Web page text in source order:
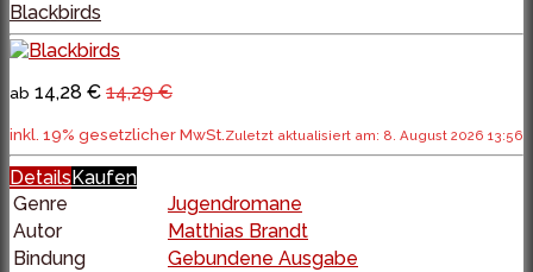
Blackbirds
ab 14,28 € 14,29 €
inkl. 19% gesetzlicher MwSt.Zuletzt aktualisiert am: 8. August 2026 13:56
Details Kaufen
Genre
Jugendromane
Autor
Matthias Brandt
Bindung
Gebundene Ausgabe